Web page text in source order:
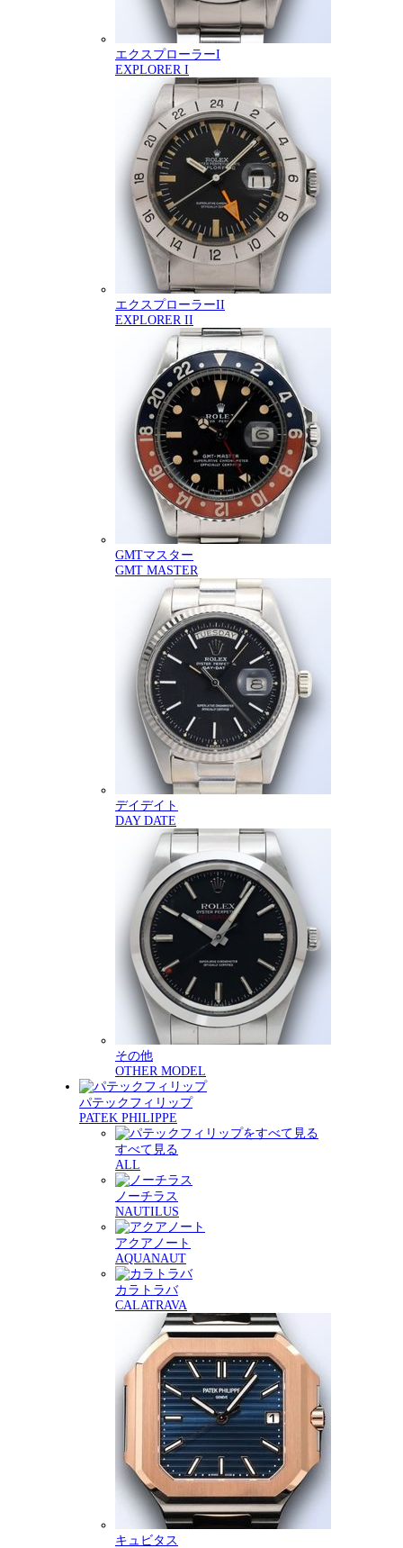
エクスプローラーI
EXPLORER I
エクスプローラーII
EXPLORER II
GMTマスター
GMT MASTER
デイデイト
DAY DATE
その他
OTHER MODEL
パテックフィリップ
PATEK PHILIPPE
すべて見る
ALL
ノーチラス
NAUTILUS
アクアノート
AQUANAUT
カラトラバ
CALATRAVA
キュビタス